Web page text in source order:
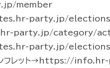
member
party.jp/
party.jp/category/
party.jp/
ンフレット→https://